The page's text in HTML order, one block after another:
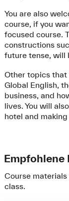
You are also
course, if you
focused course.
constructions
future tense, will
Other topics that
Global English,
business, and
lives. You will
hotel and
Empfohlene
Course
class.